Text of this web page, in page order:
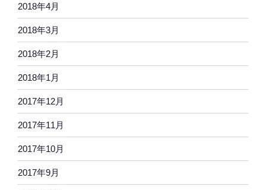
2018年4月
2018年3月
2018年2月
2018年1月
2017年12月
2017年11月
2017年10月
2017年9月